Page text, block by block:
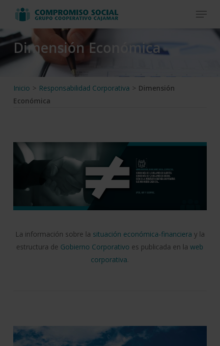
main
content
Menu
Dimensión Económica
Inicio > Responsabilidad Corporativa > Dimensión
Económica
La información sobre la situación económica-financiera y la
estructura de Gobierno Corporativo es publicada en laweb
corporativa.
Close